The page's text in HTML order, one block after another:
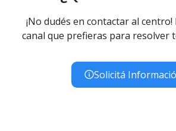
¡No dudés en contactar al
canal que prefieras para resolver
Solicitá